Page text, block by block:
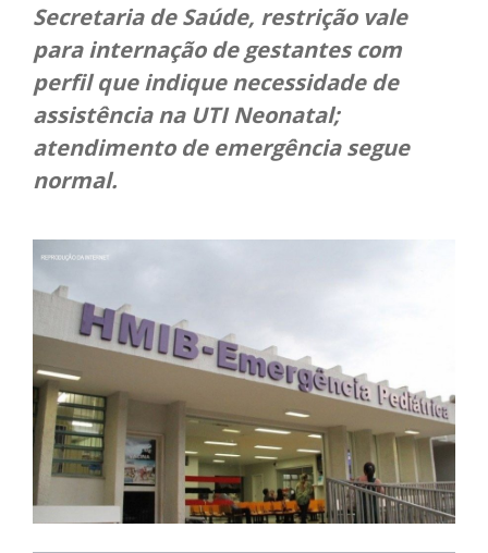
Secretaria de Saúde, restrição vale
para internação de gestantes com
perfil que indique necessidade de
assistência na UTI Neonatal;
atendimento de emergência segue
normal.